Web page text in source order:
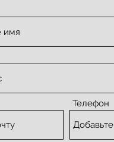
Телефон